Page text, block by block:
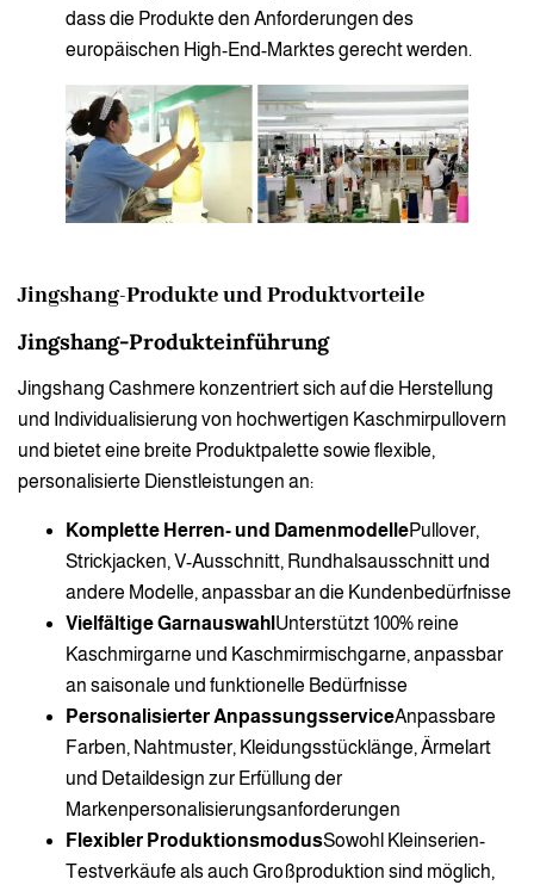
dass die Produkte den Anforderungen des
europäischen High-End-Marktes gerecht werden.
Jingshang-Produkte und Produktvorteile
Jingshang-Produkteinführung
Jingshang Cashmere konzentriert sich auf die Herstellung
und Individualisierung von hochwertigen Kaschmirpullovern
und bietet eine breite Produktpalette sowie flexible,
personalisierte Dienstleistungen an:
Komplette Herren- und DamenmodellePullover,
Strickjacken, V-Ausschnitt, Rundhalsausschnitt und
andere Modelle, anpassbar an die Kundenbedürfnisse
Vielfältige Garnauswahl Unterstützt 100% reine
Kaschmirgarne und Kaschmirmischgarne, anpassbar
an saisonale und funktionelle Bedürfnisse
Personalisierter AnpassungsserviceAnpassbare
Farben, Nahtmuster, Kleidungsstücklänge, Ärmelart
und Detaildesign zur Erfüllung der
Markenpersonalisierungsanforderungen
Flexibler ProduktionsmodusSowohl Kleinserien-
Testverkäufe als auch Großproduktion sind möglich,